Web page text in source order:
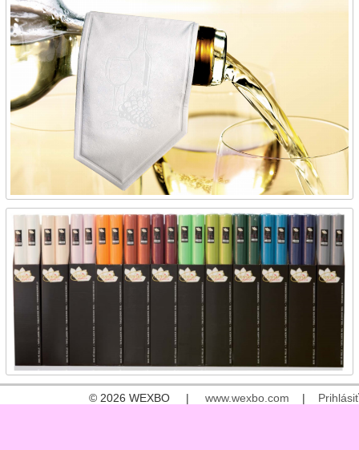
© 2026 WEXBO | www.wexbo.com | Prihlásiť